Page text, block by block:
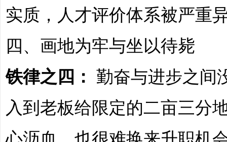
实质，人才评价体系被严重
四、画地为牢与坐以待毙
铁律之四： 勤奋与进步之间
入到老板给限定的二亩三分